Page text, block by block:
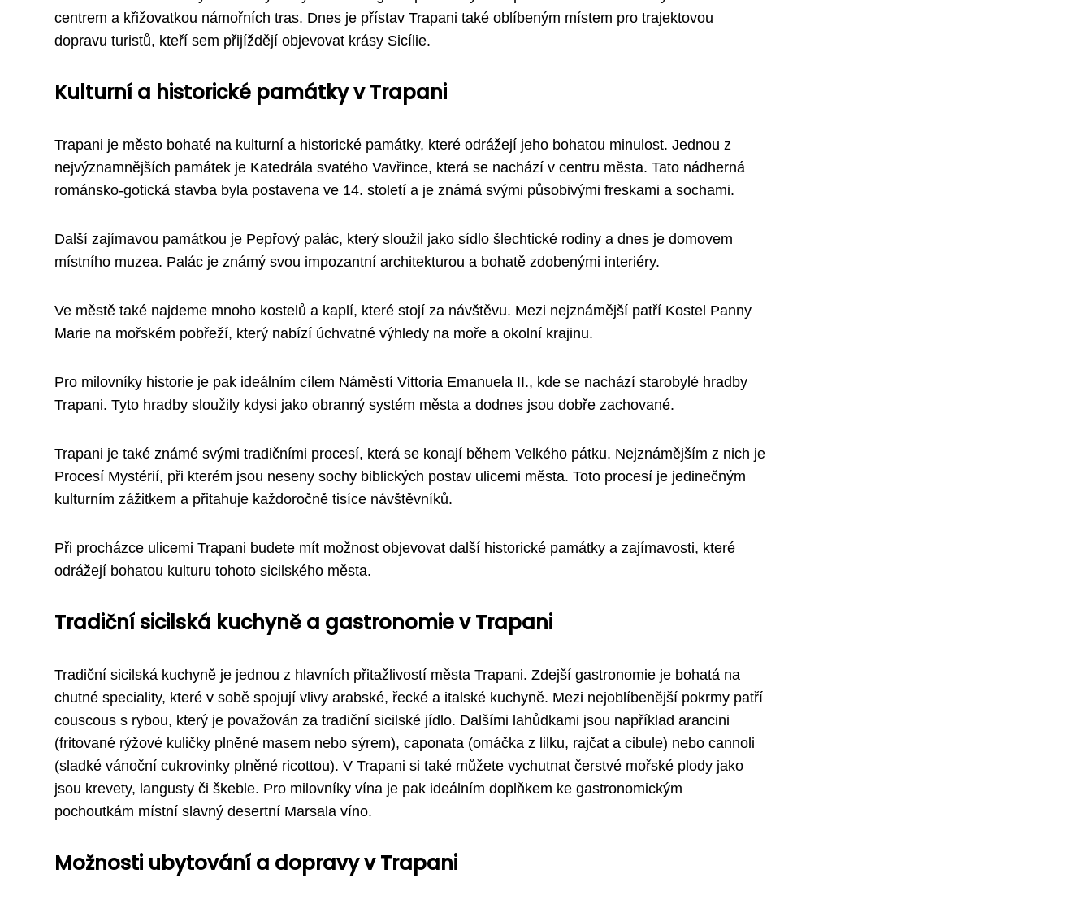
centrem a křižovatkou námořních tras. Dnes je přístav Trapani také oblíbeným místem pro trajektovou
dopravu turistů, kteří sem přijíždějí objevovat krásy Sicílie.
Kulturní a historické památky v Trapani
Trapani je město bohaté na kulturní a historické památky, které odrážejí jeho bohatou minulost. Jednou z
nejvýznamnějších památek je Katedrála svatého Vavřince, která se nachází v centru města. Tato nádherná
románsko-gotická stavba byla postavena ve 14. století a je známá svými působivými freskami a sochami.
Další zajímavou památkou je Pepřový palác, který sloužil jako sídlo šlechtické rodiny a dnes je domovem
místního muzea. Palác je známý svou impozantní architekturou a bohatě zdobenými interiéry.
Ve městě také najdeme mnoho kostelů a kaplí, které stojí za návštěvu. Mezi nejznámější patří Kostel Panny
Marie na mořském pobřeží, který nabízí úchvatné výhledy na moře a okolní krajinu.
Pro milovníky historie je pak ideálním cílem Náměstí Vittoria Emanuela II., kde se nachází starobylé hradby
Trapani. Tyto hradby sloužily kdysi jako obranný systém města a dodnes jsou dobře zachované.
Trapani je také známé svými tradičními procesí, která se konají během Velkého pátku. Nejznámějším z nich je
Procesí Mystérií, při kterém jsou neseny sochy biblických postav ulicemi města. Toto procesí je jedinečným
kulturním zážitkem a přitahuje každoročně tisíce návštěvníků.
Při procházce ulicemi Trapani budete mít možnost objevovat další historické památky a zajímavosti, které
odrážejí bohatou kulturu tohoto sicilského města.
Tradiční sicilská kuchyně a gastronomie v Trapani
Tradiční sicilská kuchyně je jednou z hlavních přitažlivostí města Trapani. Zdejší gastronomie je bohatá na
chutné speciality, které v sobě spojují vlivy arabské, řecké a italské kuchyně. Mezi nejoblíbenější pokrmy patří
couscous s rybou, který je považován za tradiční sicilské jídlo. Dalšími lahůdkami jsou například arancini
(fritované rýžové kuličky plněné masem nebo sýrem), caponata (omáčka z lilku, rajčat a cibule) nebo cannoli
(sladké vánoční cukrovinky plněné ricottou). V Trapani si také můžete vychutnat čerstvé mořské plody jako
jsou krevety, langusty či škeble. Pro milovníky vína je pak ideálním doplňkem ke gastronomickým
pochoutkám místní slavný desertní Marsala víno.
Možnosti ubytování a dopravy v Trapani